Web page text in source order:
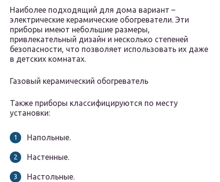
Наиболее подходящий для дома вариант –
электрические керамические обогреватели. Эти
приборы имеют небольшие размеры,
привлекательный дизайн и несколько степеней
безопасности, что позволяет использовать их даже
в детских комнатах.
Газовый керамический обогреватель
Также приборы классифицируются по месту
установки:
Напольные.
Настенные.
Настольные.